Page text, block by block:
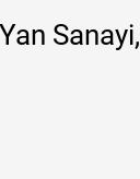
Sanayi,